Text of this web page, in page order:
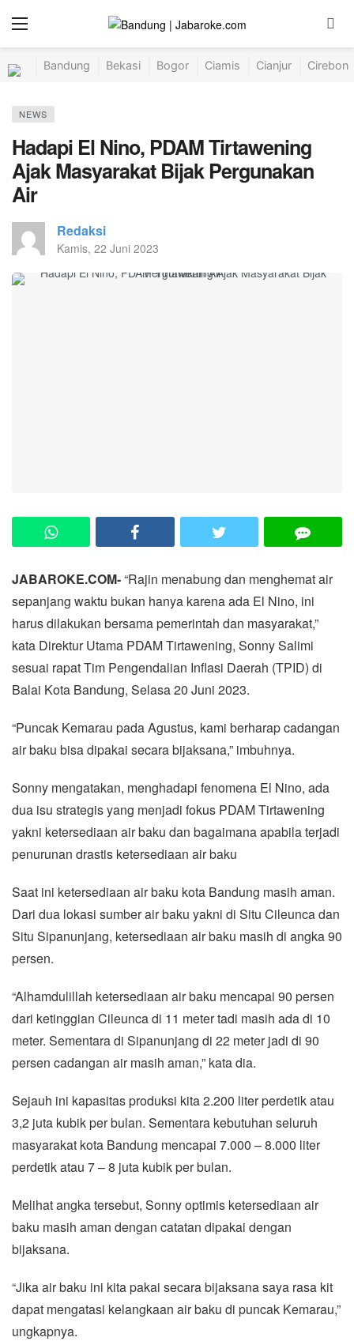
Bandung Bekasi Bogor Ciamis Cianjur Cirebon
NEWS
Hadapi El Nino, PDAM Tirtawening
Ajak Masyarakat Bijak Pergunakan
Air
Redaksi
Kamis, 22 Juni 2023
JABAROKE.COM-“Rajin menabung dan menghemat air
sepanjang waktu bukan hanya karena ada El Nino, ini
harus dilakukan bersama pemerintah dan masyarakat,”
kata Direktur Utama PDAM Tirtawening, Sonny Salimi
sesuai rapat Tim Pengendalian Inflasi Daerah (TPID) di
Balai Kota Bandung, Selasa 20 Juni 2023.
“Puncak Kemarau pada Agustus, kami berharap cadangan
air baku bisa dipakai secara bijaksana,” imbuhnya.
Sonny mengatakan, menghadapi fenomena El Nino, ada
dua isu strategis yang menjadi fokus PDAM Tirtawening
yakni ketersediaan air baku dan bagaimana apabila terjadi
penurunan drastis ketersediaan air baku
Saat ini ketersediaan air baku kota Bandung masih aman.
Dari dua lokasi sumber air baku yakni di Situ Cileunca dan
Situ Sipanunjang, ketersediaan air baku masih di angka 90
persen.
“Alhamdulillah ketersediaan air baku mencapai 90 persen
dari ketinggian Cileunca di 11 meter tadi masih ada di 10
meter. Sementara di Sipanunjang di 22 meter jadi di 90
persen cadangan air masih aman,” kata dia.
Sejauh ini kapasitas produksi kita 2.200 liter perdetik atau
3,2 juta kubik per bulan. Sementara kebutuhan seluruh
masyarakat kota Bandung mencapai 7.000 – 8.000 liter
perdetik atau 7 – 8 juta kubik per bulan.
Melihat angka tersebut, Sonny optimis ketersediaan air
baku masih aman dengan catatan dipakai dengan
bijaksana.
“Jika air baku ini kita pakai secara bijaksana saya rasa kit
dapat mengatasi kelangkaan air baku di puncak Kemarau,”
ungkapnya.